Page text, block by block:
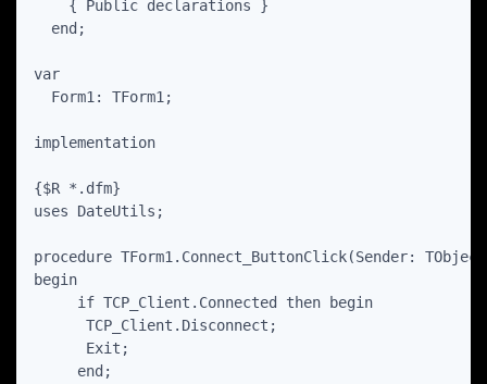
    { Public declarations }
  end;
var
  Form1: TForm1;
implementation
{$R *.dfm}
uses DateUtils;
procedure TForm1.Connect_ButtonClick(Sender:
begin
     if TCP_Client.Connected then begin
      TCP_Client.Disconnect;
      Exit;
     end;